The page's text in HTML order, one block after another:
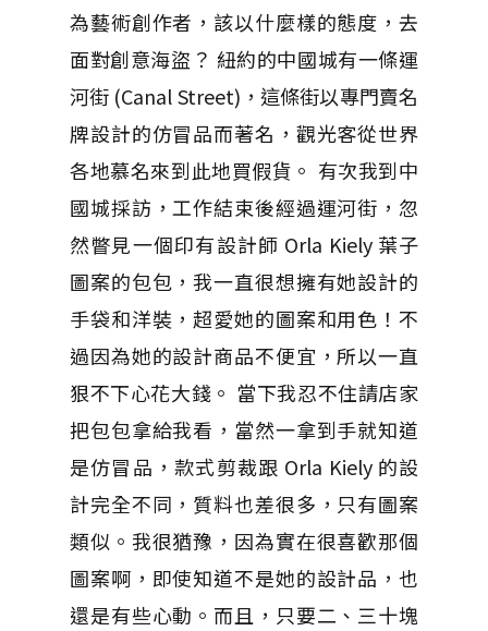
為藝術創作者，該以什麼樣的態度，去
面對創意海盜？ 紐約的中國城有一條運
河街 (Canal Street)，這條街以專門賣名
牌設計的仿冒品而著名，觀光客從世界
各地慕名來到此地買假貨。 有次我到中
國城採訪，工作結束後經過運河街，忽
然瞥見一個印有設計師 Orla Kiely 葉子
圖案的包包，我一直很想擁有她設計的
手袋和洋裝，超愛她的圖案和用色！不
過因為她的設計商品不便宜，所以一直
狠不下心花大錢。 當下我忍不住請店家
把包包拿給我看，當然一拿到手就知道
是仿冒品，款式剪裁跟 Orla Kiely 的設
計完全不同，質料也差很多，只有圖案
類似。我很猶豫，因為實在很喜歡那個
圖案啊，即使知道不是她的設計品，也
還是有些心動。而且，只要二、三十塊